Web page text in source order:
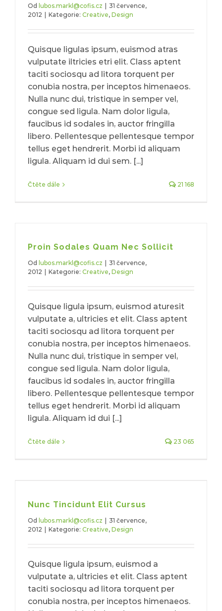
Od lubos.markl@cofis.cz
31 července,
2012
Kategorie: Creative, Design
Quisque ligulas ipsum, euismod atras
vulputate iltricies etri elit. Class aptent
taciti sociosqu ad litora torquent per
conubia nostra, per inceptos himenaeos.
Nulla nunc dui, tristique in semper vel,
congue sed ligula. Nam dolor ligula,
faucibus id sodales in, auctor fringilla
libero. Pellentesque pellentesque tempor
tellus eget hendrerit. Morbi id aliquam
ligula. Aliquam id dui sem. [...]
Čtěte dále 21 168
Proin Sodales Quam Nec Sollicit
Od lubos.markl@cofis.cz
31 července,
2012
Kategorie: Creative, Design
Quisque ligula ipsum, euismod aturesit
vulputate a, ultricies et elit. Class aptent
taciti sociosqu ad litora torquent per
conubia nostra, per inceptos himenaeos.
Nulla nunc dui, tristique in semper vel,
congue sed ligula. Nam dolor ligula,
faucibus id sodales in, auctor fringilla
libero. Pellentesque pellentesque tempor
tellus eget hendrerit. Morbi id aliquam
ligula. Aliquam id dui [...]
Čtěte dále 23 065
Nunc Tincidunt Elit Cursus
Od lubos.markl@cofis.cz
31 července,
2012
Kategorie: Creative, Design
Quisque ligula ipsum, euismod a
vulputate a, ultricies et elit. Class aptent
taciti sociosqu ad litora torquent per
conubia nostra, per inceptos himenaeos.